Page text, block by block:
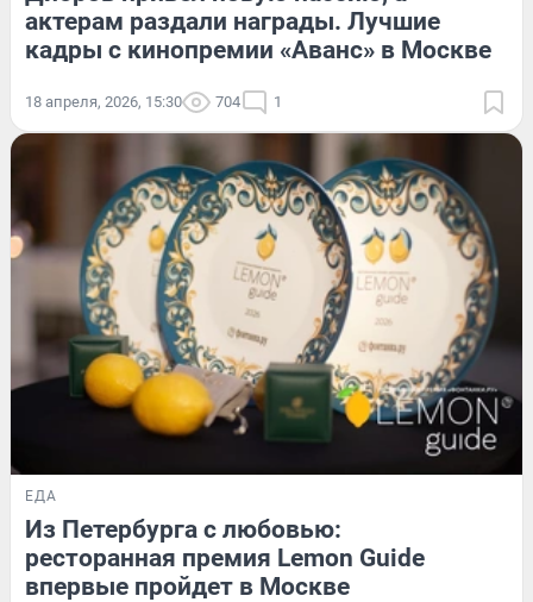
актерам раздали награды. Лучшие
кадры с кинопремии «Аванс» в Москве
18 апреля, 2026, 15:30 704 1
ЕДА
Из Петербурга с любовью:
ресторанная премия Lemon Guide
впервые пройдет в Москве